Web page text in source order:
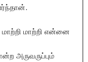
மாற்றி என்னை
அருவருப்பும்